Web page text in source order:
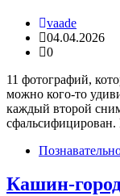
vaade
04.04.2026
0
11 фотографий,
можно кого-то
каждый второй
Кашин-город